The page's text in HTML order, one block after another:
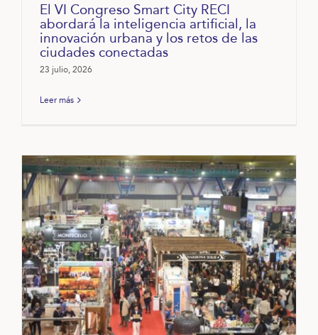
El VI Congreso Smart City RECI
abordará la inteligencia artificial, la
innovación urbana y los retos de las
ciudades conectadas
23 julio, 2026
Leer más